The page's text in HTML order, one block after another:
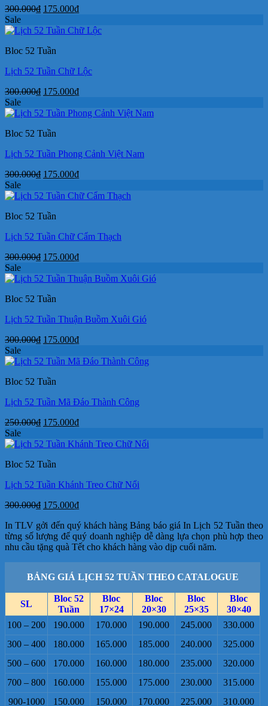
300.000₫ Giá
là:
175.000₫Giá
tại
Sale
Bloc 52 Tuần
Lịch 52 Tuần Chữ Lộc
300.000₫ Giá
là:
175.000₫Giá
tại
Sale
Bloc 52 Tuần
Lịch 52 Tuần Phong Cảnh Việt Nam
300.000₫ Giá
là:
175.000₫Giá
tại
Sale
Bloc 52 Tuần
Lịch 52 Tuần Chữ Cẩm Thạch
300.000₫ Giá
là:
175.000₫Giá
tại
Sale
Bloc 52 Tuần
Lịch 52 Tuần Thuận Buồm Xuôi Gió
300.000₫ Giá
là:
175.000₫Giá
tại
Sale
Bloc 52 Tuần
Lịch 52 Tuần Mã Đáo Thành Công
250.000₫ Giá
là:
175.000₫Giá
tại
Sale
Bloc 52 Tuần
Lịch 52 Tuần Khánh Treo Chữ Nổi
300.000₫ Giá
là:
300.000₫.
175.000₫Giá
tại
là:
175.000₫.
In TLV gởi đến quý khách hàng Bảng báo giá In Lịch 52 Tuần theo
từng số lượng để quý doanh nghiệp dễ dàng lựa chọn phù hợp theo
nhu cầu tặng quà Tết cho khách hàng vào dịp cuối năm.
BẢNG GIÁ LỊCH 52 TUẦN THEO CATALOGUE
SL
Bloc 52
Tuần
Bloc
17×24
Bloc
20×30
Bloc
25×35
Bloc
30×40
100 – 200
190.000 170.000 190.000 245.000
330.000
300 – 400
180.000 165.000 185.000 240.000
325.000
500 – 600
170.000 160.000 180.000 235.000
320.000
700 – 800
160.000 155.000 175.000 230.000
315.000
900-1000
150.000 150.000 170.000 225.000 310.000